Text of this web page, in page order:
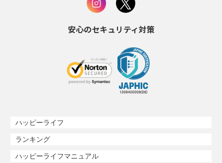
安心のセキュリティ対策
ハッピーライフ
ランキング
ハッピーライフマニュアル